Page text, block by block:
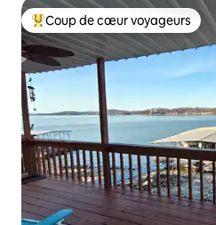
Coups de cœur voyageurs les
Coup de cœur voyageurs